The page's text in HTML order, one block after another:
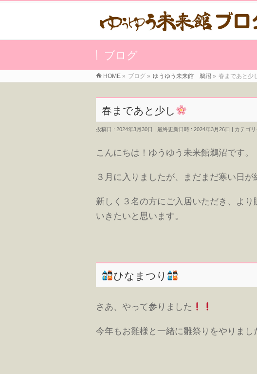
ブログ
HOME » ブログ » ゆうゆう未来館 鵜沼 » 春まであと少
春まであと少し
投稿日 : 2024年3月30日 最終更新日時 : 2024年3月26日 カテゴリ
こんにちは！ゆうゆう未来館鵜沼です。
３月に入りましたが、まだまだ寒い日が
新しく３名の方にご入居いただき、よ
いきたいと思います。
ひなまつり
さあ、やって参りました
今年もお雛様と一緒に雛祭りをやりまし